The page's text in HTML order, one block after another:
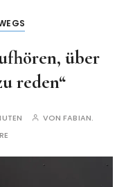
über
reden“
VONFABIAN.